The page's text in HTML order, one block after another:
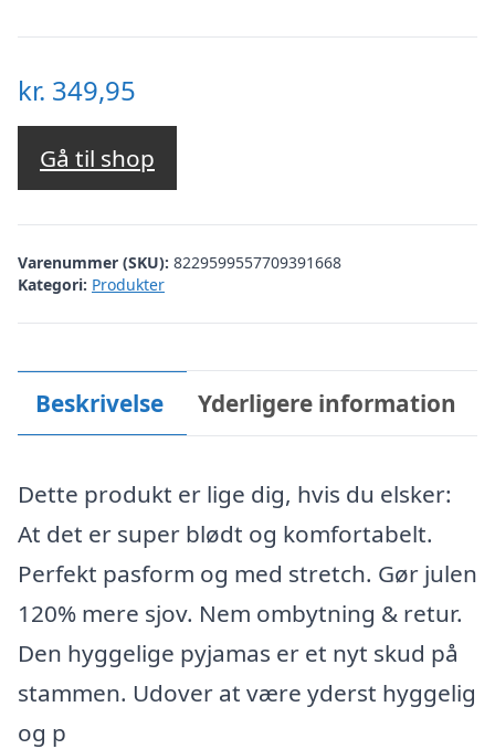
kr. 349,95
Gå til shop
Varenummer (SKU): 8229599557709391668
Kategori: Produkter
Beskrivelse Yderligere information
Dette produkt er lige dig, hvis du elsker:
At det er super blødt og komfortabelt.
Perfekt pasform og med stretch. Gør julen
120% mere sjov. Nem ombytning & retur.
Den hyggelige pyjamas er et nyt skud på
stammen. Udover at være yderst hyggelig
og p